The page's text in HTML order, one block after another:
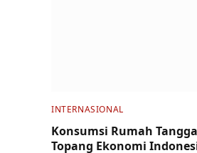
INTERNASIONAL
Konsumsi Rumah Tangga
Topang Ekonomi